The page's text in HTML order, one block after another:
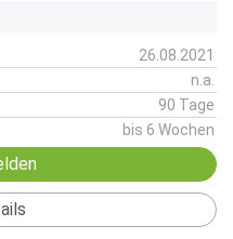
26.08.2021
n.a.
90 Tage
bis 6 Wochen